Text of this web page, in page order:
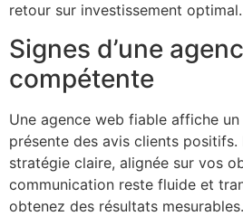
retour sur investissement
Signes d’une
compétente
Une agence web fiable affiche un
présente des avis clients positifs.
stratégie claire, alignée sur vos
communication reste fluide et
obtenez des résultats